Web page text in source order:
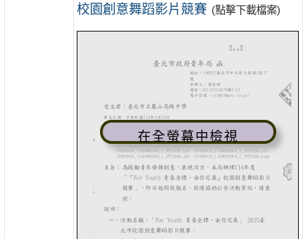
校園創意舞蹈影片競賽 (點擊下載檔案)
在全螢幕中檢視